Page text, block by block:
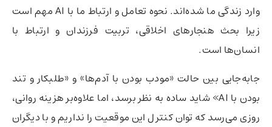
وارد زندگی ما شده‌اند. نحوه تعامل و ارتباط ما با AI مهم است
زیرا بحث هنجارهای اخلاقی، تربیت فرزندان و ارتباط با
انسان‌ها است.
جا‌به‌جایی بین حالت «مودب بودن با آدم‌ها» و «طلبکار و تند
بودن با AI» شاید ساده به نظر برسد، اما علاوه‌بر هزینه روانی،
روزی می‌رسد که توان کنترل این موقعیت را نداریم و با دیگران